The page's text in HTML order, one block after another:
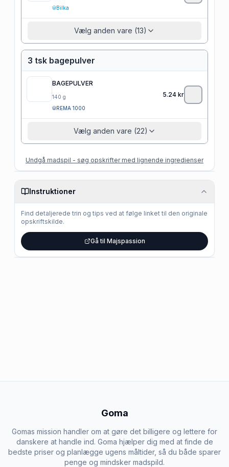
Bilka
Vælg anden vare (13)
3 tsk bagepulver
BAGEPULVER
140 g
REMA 1000
5.24 kr
Vælg anden vare (22)
Undgå madspil - søg opskrifter med lignende ingredienser
Instruktioner
Find detaljerede trin og tips ved at følge linket til den originale
opskriftskilde.
Gå til Majspassion
Goma
Gomas mission handler om at gøre det billigere og lettere for
danskere at handle ind. Goma hjælper dig med at finde de
bedste priser og planlægge ugens måltider, så du både sparer
penge og mindsker madspild.